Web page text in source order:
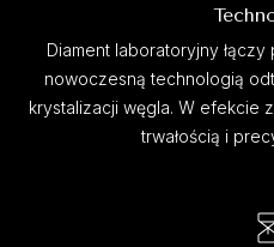
Diament laboratoryjny
nowoczesną technologią
krystalizacji węgla. W efekcie
trwałością i